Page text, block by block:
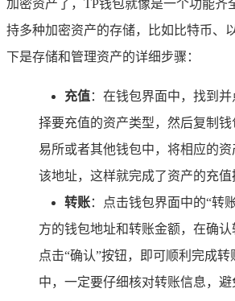
加密资产了，TP钱包就像是一个功能齐
持多种加密资产的存储，比如比特币、
下是存储和管理资产的详细步骤：
充值：在钱包界面中，找到
择要充值的资产类型，然后复制
易所或者其他钱包中，将相应的资
该地址，这样就完成了资产的充值
转账：点击钱包界面中的“转
方的钱包地址和转账金额，在确
点击“确认”按钮，即可顺利完成
中，一定要仔细核对转账信息，避